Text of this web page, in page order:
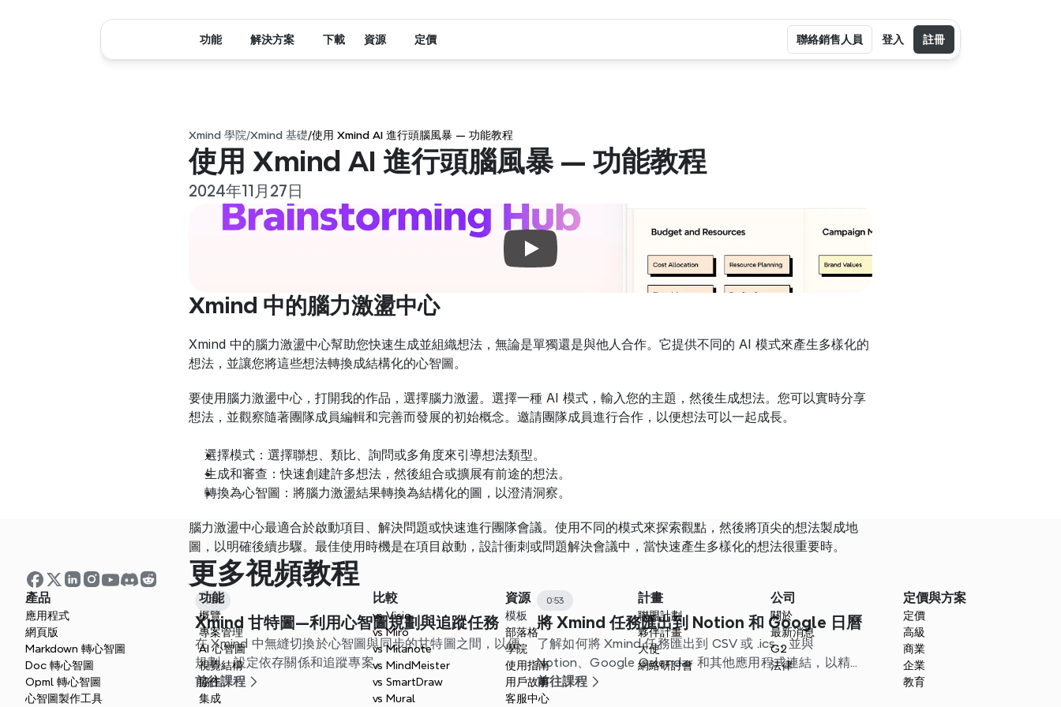
Xmind 學院/Xmind 基礎/使用 Xmind AI 進行頭腦風暴 — 功能教程
使用 Xmind AI 進行頭腦風暴 — 功能教程
2024年11月27日
Xmind 中的腦力激盪中心
Xmind 中的腦力激盪中心幫助您快速生成並組織想法，無論是單獨還是與他人合作。它提供不同的 AI 模式來產生多樣化的
想法，並讓您將這些想法轉換成結構化的心智圖。
要使用腦力激盪中心，打開我的作品，選擇腦力激盪。選擇一種 AI 模式，輸入您的主題，然後生成想法。您可以實時分享
想法，並觀察隨著團隊成員編輯和完善而發展的初始概念。邀請團隊成員進行合作，以便想法可以一起成長。
選擇模式：選擇聯想、類比、詢問或多角度來引導想法類型。
生成和審查：快速創建許多想法，然後組合或擴展有前途的想法。
轉換為心智圖：將腦力激盪結果轉換為結構化的圖，以澄清洞察。
腦力激盪中心最適合於啟動項目、解決問題或快速進行團隊會議。使用不同的模式來探索觀點，然後將頂尖的想法製成地
圖，以明確後續步驟。最佳使用時機是在項目啟動，設計衝刺或問題解決會議中，當快速產生多樣化的想法很重要時。
更多視頻教程
1:34
Xmind 甘特圖—利用心智圖規劃與追蹤任務
在 Xmind 中無縫切換於心智圖與同步的甘特圖之間，以便
規劃、設定依存關係和追蹤專案。
前往課程
0:53
將 Xmind 任務匯出到 Notion 和 Google 日曆
了解如何將 Xmind 任務匯出到 CSV 或 .ics，並與
Notion、Google Calendar 和其他應用程式連結，以精簡
您的工作流程。
前往課程
產品
應用程式
網頁版
Markdown 轉心智圖
Doc 轉心智圖
Opml 轉心智圖
心智圖製作工具
功能
概覽
專案管理
AI 心智圖
視覺結構
協作
集成
比較
vs Visio
vs Miro
vs Milanote
vs MindMeister
vs SmartDraw
vs Mural
資源
模板
部落格
學院
使用指南
用戶故事
客服中心
計畫
聯盟計劃
夥伴計畫
大使
網絡研討會
公司
關於
最新消息
G2
法律
定價與方案
定價
高級
商業
企業
教育
功能 解決方案 下載 資源 定價 聯絡銷售人員 登入 註冊